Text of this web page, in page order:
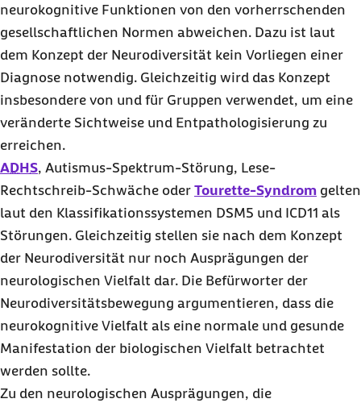
neurokognitive Funktionen von den vorherrschenden
gesellschaftlichen Normen abweichen. Dazu ist laut
dem Konzept der Neurodiversität kein Vorliegen einer
Diagnose notwendig. Gleichzeitig wird das Konzept
insbesondere von und für Gruppen verwendet, um eine
veränderte Sichtweise und Entpathologisierung zu
erreichen.
ADHS, Autismus-Spektrum-Störung, Lese-
Rechtschreib-Schwäche oder Tourette-Syndrom gelten
laut den Klassifikationssystemen DSM5 und ICD11 als
Störungen. Gleichzeitig stellen sie nach dem Konzept
der Neurodiversität nur noch Ausprägungen der
neurologischen Vielfalt dar. Die Befürworter der
Neurodiversitätsbewegung argumentieren, dass die
neurokognitive Vielfalt als eine normale und gesunde
Manifestation der biologischen Vielfalt betrachtet
werden sollte.
Zu den neurologischen Ausprägungen, die